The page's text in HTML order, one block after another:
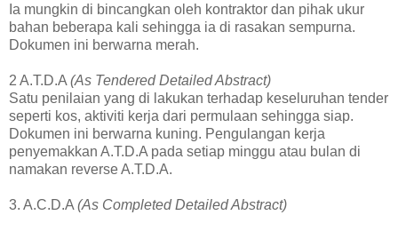
Ia mungkin di bincangkan oleh kontraktor dan pihak ukur
bahan beberapa kali sehingga ia di rasakan sempurna.
Dokumen ini berwarna merah.
2 A.T.D.A (As Tendered Detailed Abstract)
Satu penilaian yang di lakukan terhadap keseluruhan tender
seperti kos, aktiviti kerja dari permulaan sehingga siap.
Dokumen ini berwarna kuning. Pengulangan kerja
penyemakkan A.T.D.A pada setiap minggu atau bulan di
namakan reverse A.T.D.A.
3. A.C.D.A (As Completed Detailed Abstract)